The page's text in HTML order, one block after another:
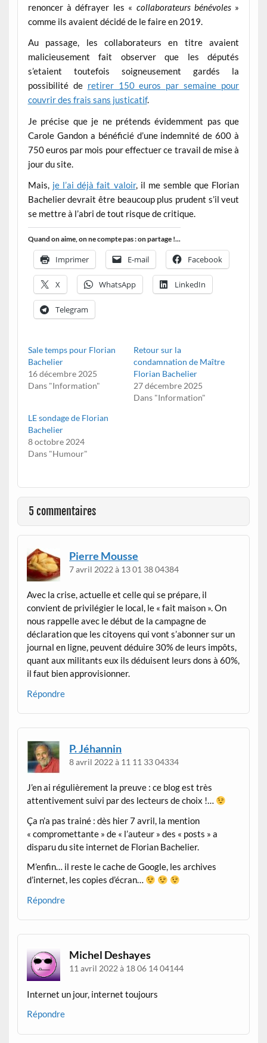
renoncer à défrayer les « collaborateurs bénévoles »
comme ils avaient décidé de le faire en 2019.
Au passage, les collaborateurs en titre avaient
malicieusement fait observer que les députés
s’etaient toutefois soigneusement gardés la
possibilité de retirer 150 euros par semaine pour
couvrir des frais sans justicatif.
Je précise que je ne prétends évidemment pas que
Carole Gandon a bénéficié d’une indemnité de 600 à
750 euros par mois pour effectuer ce travail de mise à
jour du site.
Mais, je l’ai déjà fait valoir, il me semble que Florian
Bachelier devrait être beaucoup plus prudent s’il veut
se mettre à l’abri de tout risque de critique.
Quand on aime, on ne compte pas : on partage !...
Imprimer E-mail Facebook
X WhatsApp LinkedIn
Telegram
Sale temps pour Florian
Bachelier
16 décembre 2025
Dans "Information"
Retour sur la
condamnation de Maître
Florian Bachelier
27 décembre 2025
Dans "Information"
LE sondage de Florian
Bachelier
8 octobre 2024
Dans "Humour"
5 commentaires
Pierre Mousse
7 avril 2022 à 13 01 38 04384
Avec la crise, actuelle et celle qui se prépare, il
convient de privilégier le local, le « fait maison ». On
nous rappelle avec le début de la campagne de
déclaration que les citoyens qui vont s’abonner sur un
journal en ligne, peuvent déduire 30% de leurs impôts,
quant aux militants eux ils déduisent leurs dons à 60%,
il faut bien approvisionner.
Répondre
P. Jéhannin
8 avril 2022 à 11 11 33 04334
J’en ai régulièrement la preuve : ce blog est très
attentivement suivi par des lecteurs de choix !…
Ça n’a pas trainé : dès hier 7 avril, la mention
« compromettante » de « l’auteur » des « posts » a
disparu du site internet de Florian Bachelier.
M’enfin… il reste le cache de Google, les archives
d’internet, les copies d’écran…
Répondre
Michel Deshayes
11 avril 2022 à 18 06 14 04144
Internet un jour, internet toujours
Répondre